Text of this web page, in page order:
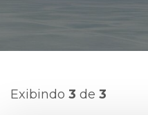
Exibindo 3 de 3